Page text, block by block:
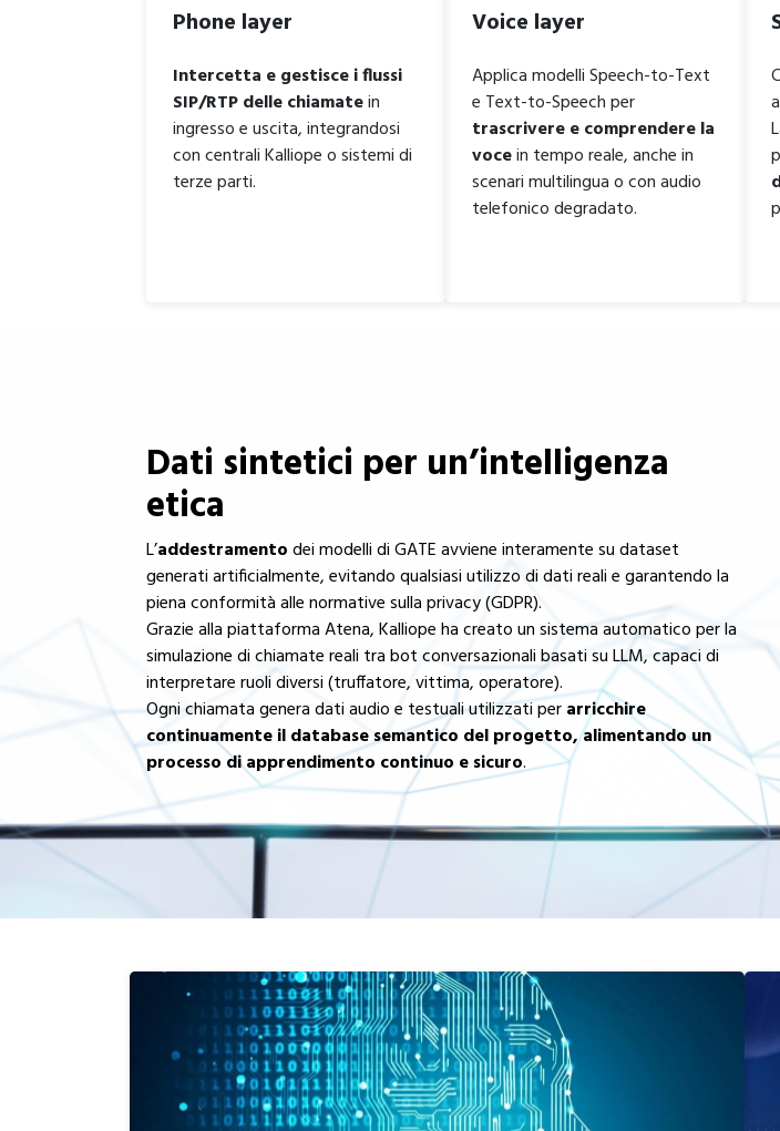
Phone layer
Intercetta e gestisce i flussi
SIP/RTP delle chiamatein
ingresso e uscita, integrandosi
con centrali Kalliope o sistemi di
terze parti.
Voice layer
Applica modelli Speech-to-Text
e Text-to-Speech per
trascrivere e comprendere la
vocein tempo reale, anche in
scenari multilingua o con audio
telefonico degradato.
Dati sintetici per un’intelligenza
etica
L’addestramentodei modelli di GATE avviene interamente su dataset
generati artificialmente, evitando qualsiasi utilizzo di dati reali e garantendo la
piena conformità alle normative sulla privacy (GDPR).
Grazie alla piattaforma Atena, Kalliope ha creato un sistema automatico per la
simulazione di chiamate reali tra bot conversazionali basati su LLM, capaci di
interpretare ruoli diversi (truffatore, vittima, operatore).
Ogni chiamata genera dati audio e testuali utilizzati perarricchire
continuamente il database semantico del progetto, alimentando un
processo di apprendimento continuo e sicuro.